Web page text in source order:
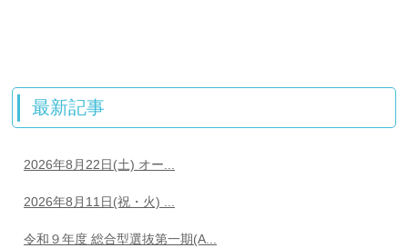
最新記事
2026年8月22日(土) オー...
2026年8月11日(祝・火) ...
令和９年度 総合型選抜第一期(A...